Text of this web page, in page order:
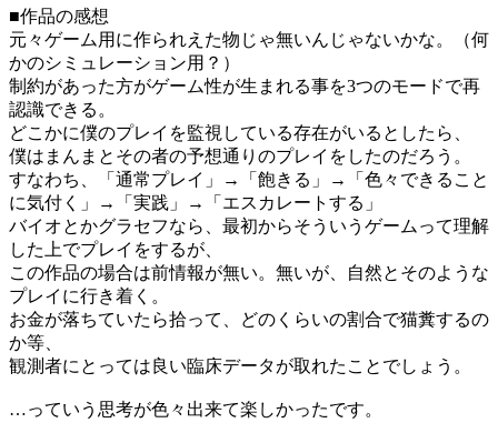
■作品の感想
元々ゲーム用に作られえた物じゃ無いんじゃないかな。（何
かのシミュレーション用？）
制約があった方がゲーム性が生まれる事を3つのモードで再
認識できる。
どこかに僕のプレイを監視している存在がいるとしたら、
僕はまんまとその者の予想通りのプレイをしたのだろう。
すなわち、「通常プレイ」→「飽きる」→「色々できること
に気付く」→「実践」→「エスカレートする」
バイオとかグラセフなら、最初からそういうゲームって理解
した上でプレイをするが、
この作品の場合は前情報が無い。無いが、自然とそのような
プレイに行き着く。
お金が落ちていたら拾って、どのくらいの割合で猫糞するの
か等、
観測者にとっては良い臨床データが取れたことでしょう。
…っていう思考が色々出来て楽しかったです。